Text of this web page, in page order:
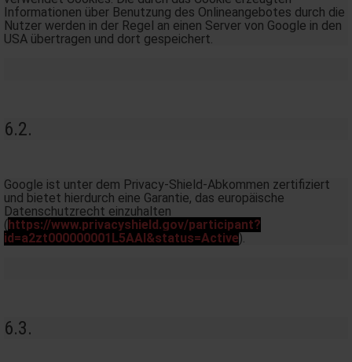
Informationen über Benutzung des Onlineangebotes durch die
Nutzer werden in der Regel an einen Server von Google in den
USA übertragen und dort gespeichert.
6.2.
Google ist unter dem Privacy-Shield-Abkommen zertifiziert
und bietet hierdurch eine Garantie, das europäische
Datenschutzrecht einzuhalten
(https://www.privacyshield.gov/participant?
id=a2zt000000001L5AAI&status=Active).
6.3.